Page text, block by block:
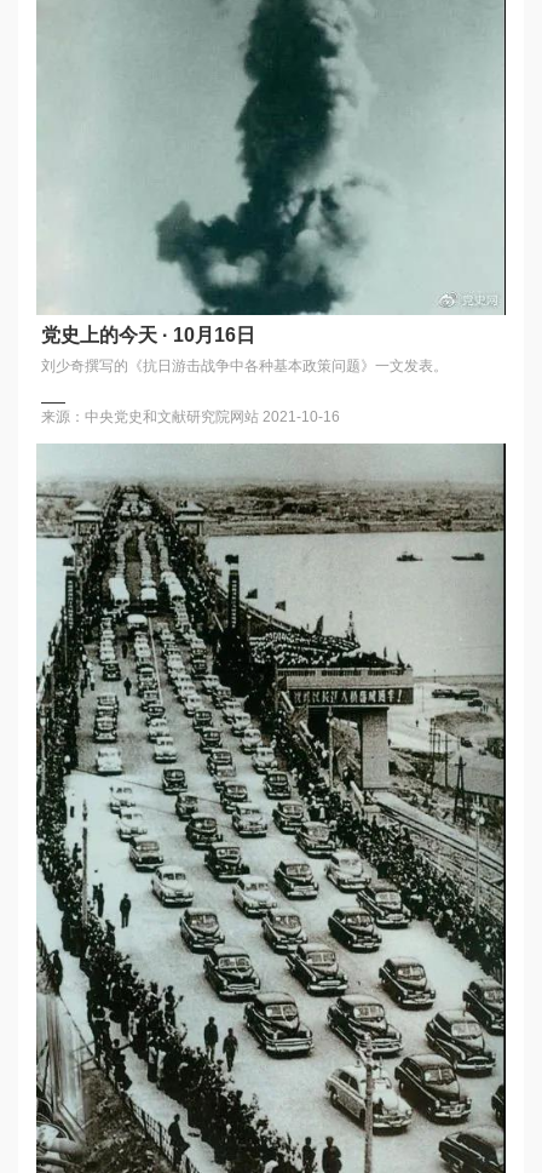
党史上的今天 · 10月16日
刘少奇撰写的《抗日游击战争中各种基本政策问题》一文发表。
来源：中央党史和文献研究院网站 2021-10-16